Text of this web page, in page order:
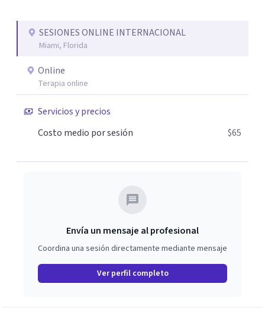
trabaja el síntoma, trabaja la raíz que lo origina. Su
metodología interviene en tres niveles: regulación del
sistema emocional, reprocesamiento de heridas de la
infancia y reestructuración cognitiva profunda,
permitiendo transformar patrones, emociones y
decisiones desde su origen. Si buscas un proceso
superficial, este no es el lugar. Pero si estás listo(a) para
comprender, sanar y transformar la raíz de lo que te
mejores opciones para acompañarte. Porque cuando
SESIONES ONLINE INTERNACIONAL
Miami, Florida
Online
Terapia online
Servicios y precios
Costo medio por sesión
$65
Envía un mensaje al profesional
Coordina una sesión directamente mediante mensaje
Ver perfil completo